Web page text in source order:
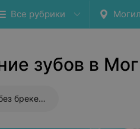
Все рубрики
зубов в
Выравнивание зубов без брекетов